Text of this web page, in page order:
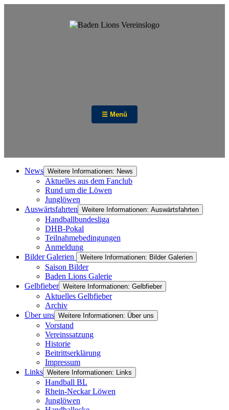
☰ Menü
News Weitere Informationen: News
Aktuelles aus dem Fanclub
Rund um die Löwen
Junglöwen
Auswärtsfahrten Weitere Informationen: Auswärtsfahrten
Handballbundesliga
DHB-Pokal
Teilnahmebedingungen
Anmeldung
Bilder Galerien
Weitere Informationen: Bilder Galerien
Saison Bilder
Baden Lions Galerie
Gelbfieber Weitere Informationen: Gelbfieber
Aktuelles Gelbfieber
Archiv
Über uns Weitere Informationen: Über uns
Vorstand
Vereinssatzung
Historie
Beitrittserklärung
Impressum
Links Weitere Informationen: Links
Handball BL
Rhein-Neckar Löwen
Junglöwen